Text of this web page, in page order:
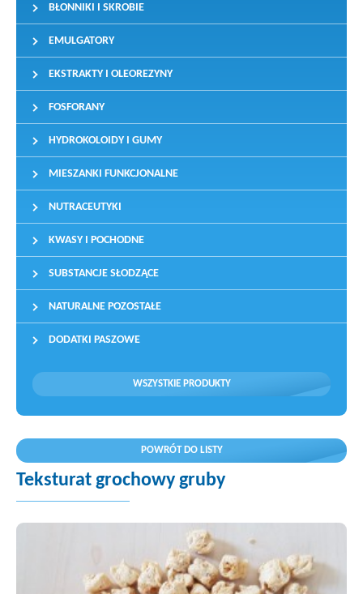
BŁONNIKI I SKROBIE
EMULGATORY
EKSTRAKTY I OLEOREZYNY
FOSFORANY
HYDROKOLOIDY I GUMY
MIESZANKI FUNKCJONALNE
NUTRACEUTYKI
KWASY I POCHODNE
SUBSTANCJE SŁODZĄCE
NATURALNE POZOSTAŁE
DODATKI PASZOWE
WSZYSTKIE PRODUKTY
POWRÓT DO LISTY
Teksturat grochowy gruby